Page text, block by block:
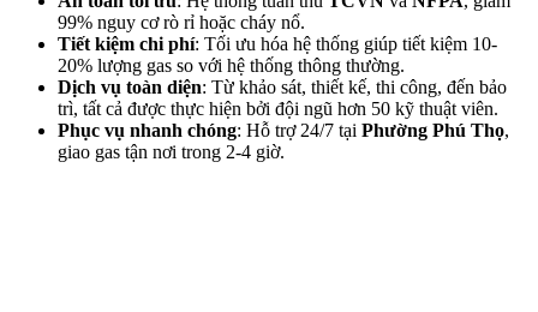
99% nguy cơ rò rỉ hoặc cháy nổ.
Tiết kiệm chi phí: Tối ưu hóa hệ thống giúp tiết kiệm 10-
20% lượng gas so với hệ thống thông thường.
Dịch vụ toàn diện: Từ khảo sát, thiết kế, thi công, đến bảo
trì, tất cả được thực hiện bởi đội ngũ hơn 50 kỹ thuật viên.
Phục vụ nhanh chóng: Hỗ trợ 24/7 tại Phường Phú Thọ,
giao gas tận nơi trong 2-4 giờ.